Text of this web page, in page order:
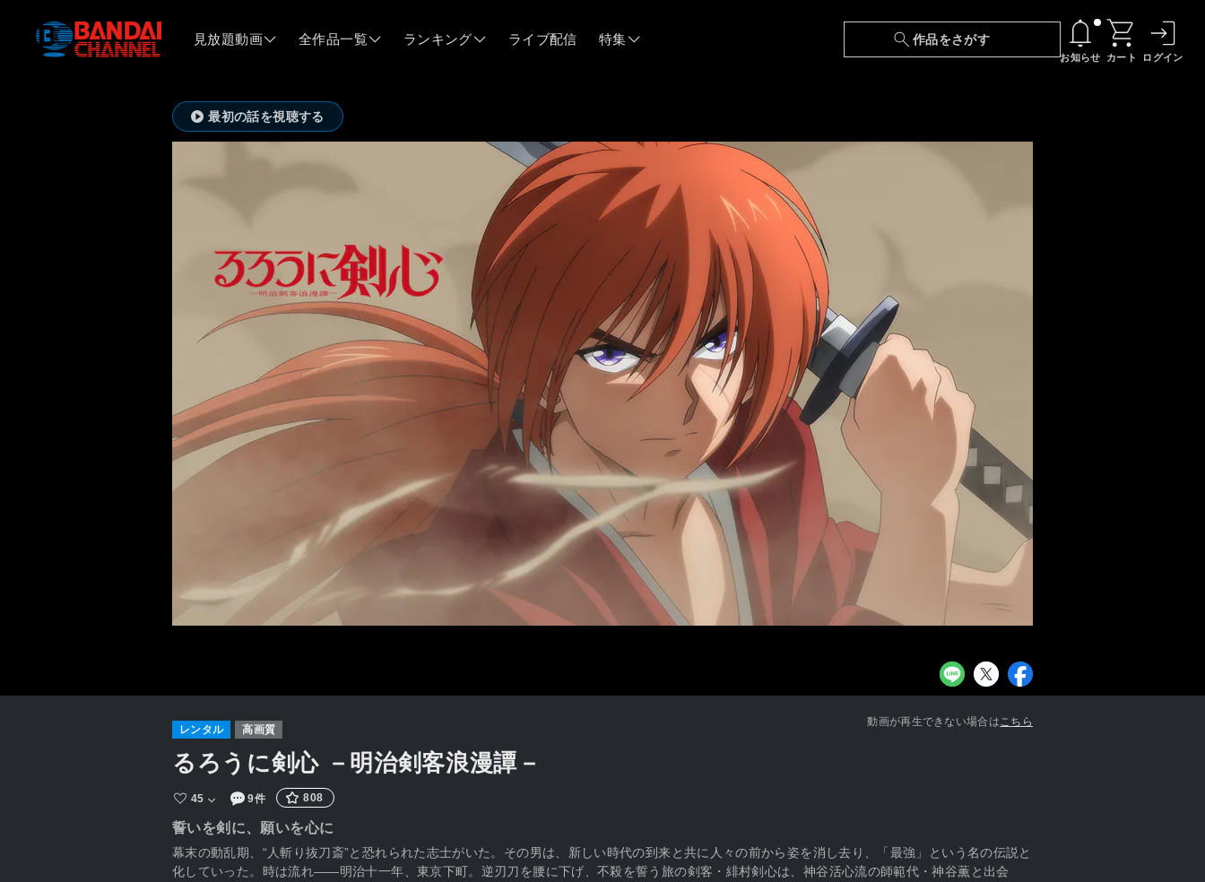
見放題動画 全作品一覧 ランキング ライブ配信 特集 作品をさがす
お知らせ
06/03
『最強の王様、二度目の人生は何をする？』第
05/21 【障害】映像再生における不具合に関しまして
05/14
【日本語字幕】【セリフ検索】新規追加のお知
らせ
04/28
【障害】Android TVにおける不具合に関しまし
て
カート ログイン
最初の話を視聴する
動画が再生できない場合はこちら
レンタル 高画質
るろうに剣心 －明治剣客浪漫譚－
45 9件 808
誓いを剣に、願いを心に
幕末の動乱期、“人斬り抜刀斎”と恐れられた志士がいた。その男は、新しい時代の到来と共に人々の前から姿を消し去り、「最強」という名の伝説と
化していった。時は流れ――明治十一年、東京下町。逆刃刀を腰に下げ、不殺を誓う旅の剣客・緋村剣心は、神谷活心流の師範代・神谷薫と出会